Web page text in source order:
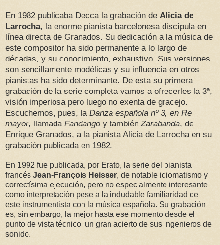
En 1982 publicaba Decca la grabación de Alicia de
Larrocha, la enorme pianista barcelonesa discípula en
línea directa de Granados. Su dedicación a la música de
este compositor ha sido permanente a lo largo de
décadas, y su conocimiento, exhaustivo. Sus versiones
son sencillamente modélicas y su influencia en otros
pianistas ha sido determinante. De esta su primera
grabación de la serie completa vamos a ofrecerles la 3ª,
visión imperiosa pero luego no exenta de gracejo.
Escuchemos, pues, la Danza española nº 3, en Re
mayor, llamada Fandango y también Zarabanda, de
Enrique Granados, a la pianista Alicia de Larrocha en su
grabación publicada en 1982.
En 1992 fue publicada, por Erato, la serie del pianista
francés Jean-François Heisser, de notable idiomatismo y
correctísima ejecución, pero no especialmente interesante
como interpretación pese a la indudable familiaridad de
este instrumentista con la música española. Su grabación
es, sin embargo, la mejor hasta ese momento desde el
punto de vista técnico: un gran acierto de sus ingenieros de
sonido.